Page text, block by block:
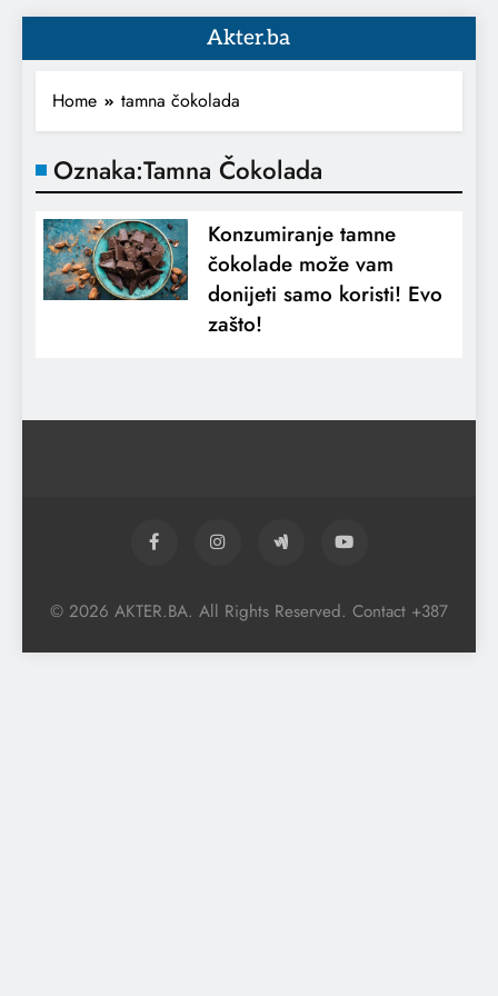
Akter.ba
Home tamna čokolada
Oznaka:Tamna Čokolada
Konzumiranje tamne
čokolade može vam
donijeti samo koristi! Evo
zašto!
© 2026 AKTER.BA. All Rights Reserved. Contact +387